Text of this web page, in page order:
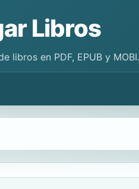
Libros
libros en PDF, EPUB y MOBI.